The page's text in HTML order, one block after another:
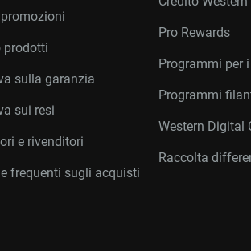
prodotti
sulla garanzia
sui resi
e rivenditori
frequenti sugli acquisti
Pro Rewards
Programmi per
Programmi
Western Digital
Raccolta